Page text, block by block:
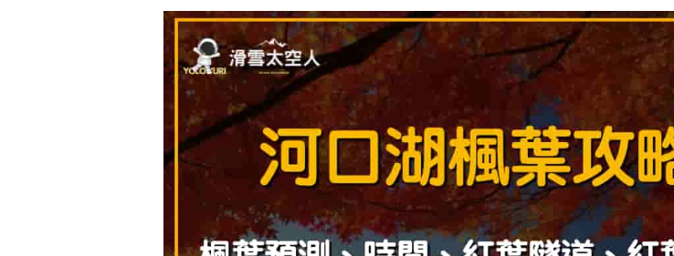
d
s
b
o
o
k
Li
n
k